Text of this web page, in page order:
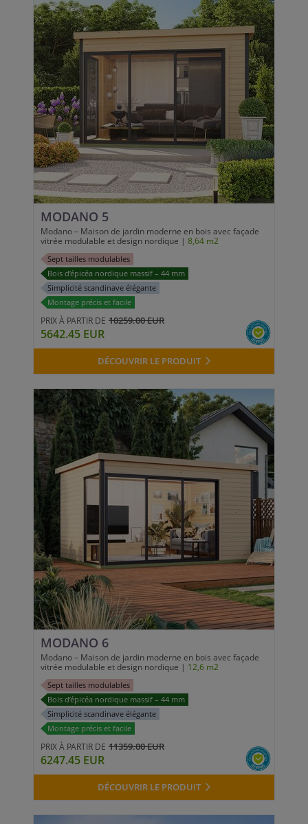
MODANO 5
Modano – Maison de jardin moderne en bois avec façade
vitrée modulable et design nordique | 8,64 m2
Sept tailles modulables
Bois d’épicéa nordique massif – 44 mm
Simplicité scandinave élégante
Montage précis et facile
PRIX À PARTIR DE 10259.00 EUR
5642.45 EUR
DÉCOUVRIR LE PRODUIT
MODANO 6
Modano – Maison de jardin moderne en bois avec façade
vitrée modulable et design nordique | 12,6 m2
Sept tailles modulables
Bois d’épicéa nordique massif – 44 mm
Simplicité scandinave élégante
Montage précis et facile
PRIX À PARTIR DE 11359.00 EUR
6247.45 EUR
DÉCOUVRIR LE PRODUIT